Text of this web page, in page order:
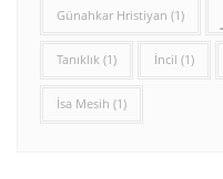
Günahkar Hristiyan (1)
Tanıklık (1) İncil (1)
İsa Mesih (1)